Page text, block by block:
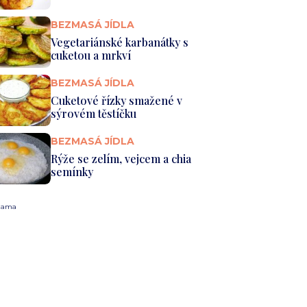
BEZMASÁ JÍDLA
Vegetariánské karbanátky s
cuketou a mrkví
BEZMASÁ JÍDLA
Cuketové řízky smažené v
sýrovém těstíčku
BEZMASÁ JÍDLA
Rýže se zelím, vejcem a chia
semínky